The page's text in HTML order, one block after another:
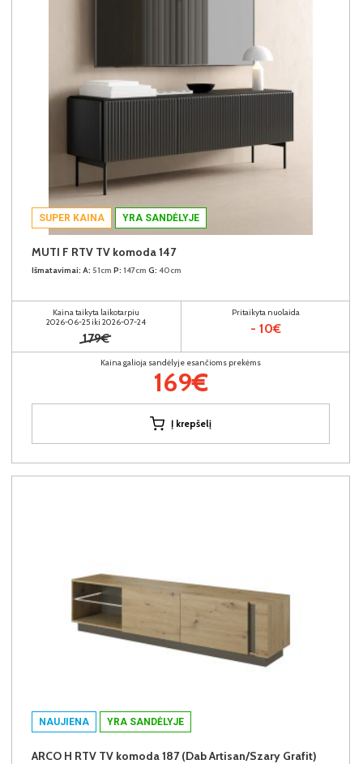
SUPER KAINA YRA SANDĖLYJE
MUTI F RTV TV komoda 147
Išmatavimai: A: 51cm P: 147cm G: 40cm
Kaina taikyta laikotarpiu
2026-06-25 iki 2026-07-24
179€
Pritaikyta nuolaida
- 10€
Kaina galioja sandėlyje esančioms prekėms
169€
Į krepšelį
NAUJIENA YRA SANDĖLYJE
ARCO H RTV TV komoda 187 (Dab Artisan/Szary Grafit)